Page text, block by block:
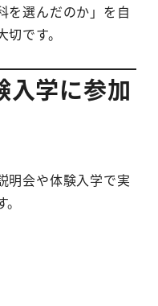
を選んだのか」を自
です。
入学に参加
明会や体験入学で実